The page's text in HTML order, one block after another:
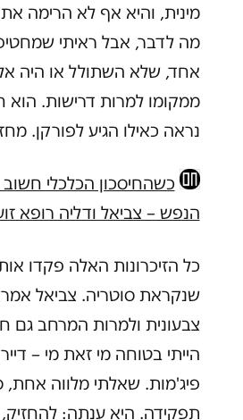
מינית, והיא אף לא הרימה
מה לדבר, אבל ראיתי
אחד, שלא השתולל או היה
ממקומו למרות דרישות.
נראה כאילו הגיע לפורקן.
כשהחיסכון הכלכלי
הנפש – צביאל ודליה רופא
כל הזיכרונות האלה פקדו
שנקראת סוטריה. צביאל אמר:
צבעונית ולמרות המרחב גם
הייתי בטוחה מי זאת מי –
פיג'מות. שאלתי מלווה אחת,
תפקידה. היא ענתה: